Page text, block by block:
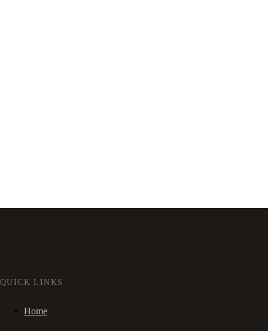
QUICK LINKS
Home